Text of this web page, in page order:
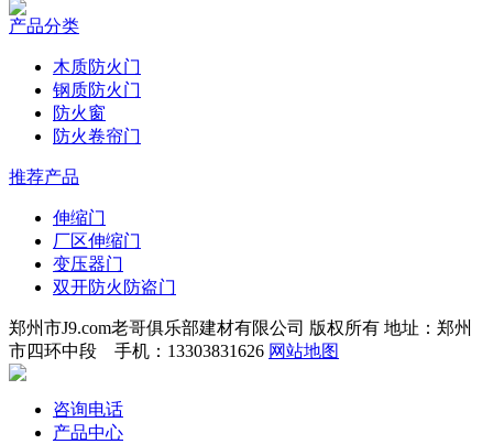
产品分类
木质防火门
钢质防火门
防火窗
防火卷帘门
推荐产品
伸缩门
厂区伸缩门
变压器门
双开防火防盗门
郑州市J9.com老哥俱乐部建材有限公司 版权所有 地址：郑州
市四环中段 手机：13303831626 网站地图
咨询电话
产品中心